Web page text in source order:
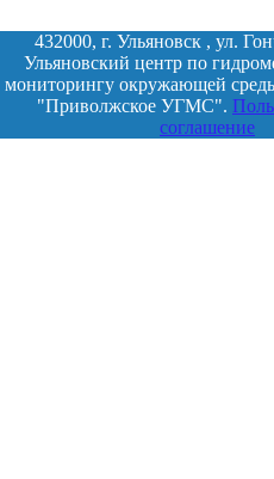
432000, г. Ульяновск , ул.
Ульяновский центр по
мониторингу окружающей
"Приволжское УГМС".
соглашение